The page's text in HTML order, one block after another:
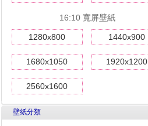
16:10 寬屏壁紙
1280x800 1440x900
1680x1050 1920x1200
2560x1600
壁紙分類